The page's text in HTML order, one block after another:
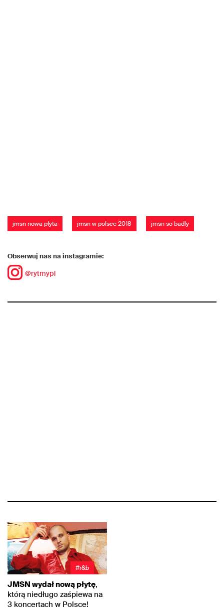
jmsn nowa płyta jmsn w polsce 2018 jmsn so badly
Obserwuj nas na instagramie:
@rytmypl
#r&b
JMSN wydał nową płytę,
którą niedługo zaśpiewa na
3 koncertach w Polsce!